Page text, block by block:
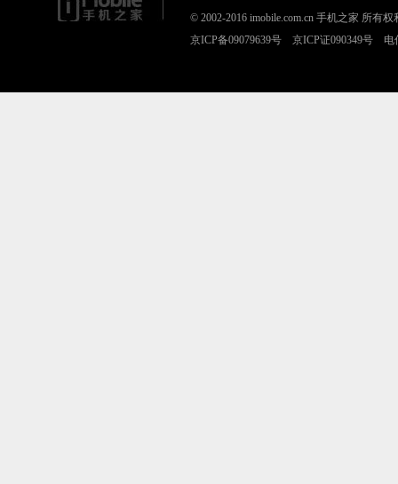
© 2002-2016 imobile.com.cn 手机之家 所有
京ICP备09079639号 京ICP证090349号 电